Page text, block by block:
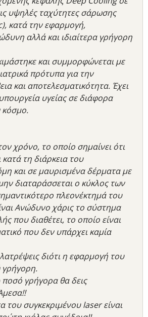
υψηλές ταχύτητες σάρωσης
κατά την εφαρμογή,
αλλά και ιδιαίτερα γρήγορη
και συμμορφώνεται με
πρότυπα για την
και αποτελεσματικότητα. Έχει
υγείας σε διάφορα
κόσμο.
χρόνο, το οποίο σημαίνει ότι
τη διάρκεια του
και σε μαυρισμένα δέρματα με
διαταράσσεται ο κύκλος των
πλεονέκτημά του
Ανώδυνο χάρις το σύστημα
που διαθέτει, το οποίο είναι
που δεν υπάρχει καμία
διότι η εφαρμογή του
γρήγορη.
γρήγορα θα δεις
του συγκεκριμένου laser είναι